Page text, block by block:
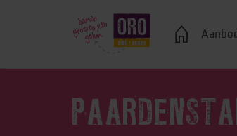
Veelgestelde vragen